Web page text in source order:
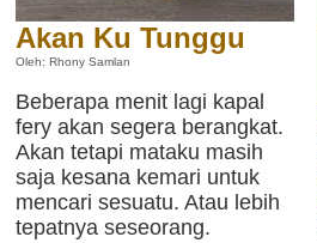
Akan Ku Tunggu
Oleh: Rhony Samlan
Beberapa menit lagi kapal
fery akan segera berangkat.
Akan tetapi mataku masih
saja kesana kemari untuk
mencari sesuatu. Atau lebih
tepatnya seseorang.